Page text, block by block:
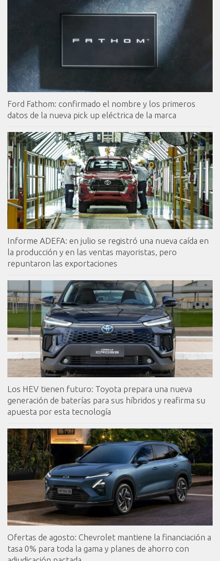
Ford Fathom: confirmado el nombre y los primeros
datos de la nueva pick up eléctrica de la marca
Informe ADEFA: en julio se registró una nueva caída en
la producción y en las ventas mayoristas, pero
repuntaron las exportaciones
Los HEV tienen futuro: Toyota prepara una nueva
generación de baterías para sus híbridos y reafirma su
apuesta por esta tecnología
Ofertas de agosto: Chevrolet mantiene la financiación a
tasa 0% para toda la gama y planes de ahorro con